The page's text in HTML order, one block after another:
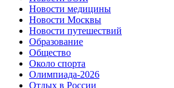
Новости медицины
Новости Москвы
Новости путешествий
Образование
Общество
Около спорта
Олимпиада-2026
Отдых в России